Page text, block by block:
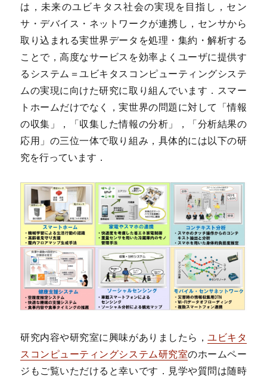
は，未来のユビキタス社会の実現を目指し，セン
サ・デバイス・ネットワークが連携し，センサから
取り込まれる実世界データを処理・集約・解析する
ことで，高度なサービスを効率よくユーザに提供す
るシステム＝ユビキタスコンピューティングシステ
ムの実現に向けた研究に取り組んでいます．スマー
トホームだけでなく，実世界の問題に対して「情報
の収集」，「収集した情報の分析」，「分析結果の
応用」の三位一体で取り組み，具体的には以下の研
究を行っています．
研究内容や研究室に興味がありましたら，ユビキタ
スコンピューティングシステム研究室のホームペー
ジもご覧いただけると幸いです．見学や質問は随時